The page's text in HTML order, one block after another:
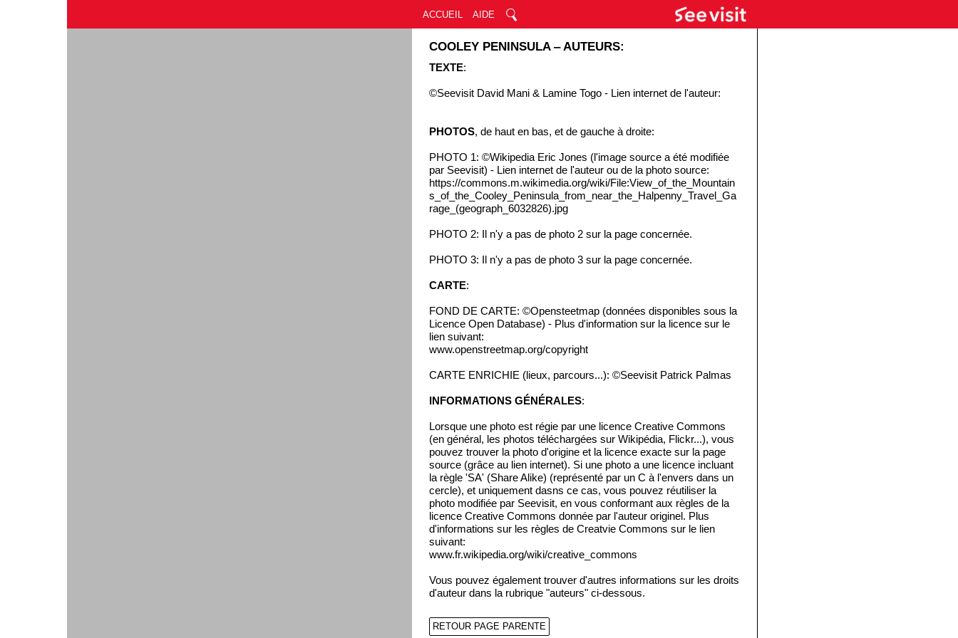
ACCUEIL AIDE
COOLEY PENINSULA ‒ AUTEURS:
TEXTE:
©Seevisit David Mani & Lamine Togo - Lien internet de l'auteur:
PHOTOS, de haut en bas, et de gauche à droite:
PHOTO 1: ©Wikipedia Eric Jones (l'image source a été modifiée
par Seevisit) - Lien internet de l'auteur ou de la photo source:
https://commons.m.wikimedia.org/wiki/File:View_of_the_Mountain
s_of_the_Cooley_Peninsula_from_near_the_Halpenny_Travel_Ga
rage_(geograph_6032826).jpg
PHOTO 2: Il n'y a pas de photo 2 sur la page concernée.
PHOTO 3: Il n'y a pas de photo 3 sur la page concernée.
CARTE:
FOND DE CARTE: ©Opensteetmap (données disponibles sous la
Licence Open Database) - Plus d'information sur la licence sur le
lien suivant:
www.openstreetmap.org/copyright
CARTE ENRICHIE (lieux, parcours...): ©Seevisit Patrick Palmas
INFORMATIONS GÉNÉRALES:
Lorsque une photo est régie par une licence Creative Commons
(en général, les photos téléchargées sur Wikipédia, Flickr...), vous
pouvez trouver la photo d'origine et la licence exacte sur la page
source (grâce au lien internet). Si une photo a une licence incluant
la règle 'SA' (Share Alike) (représenté par un C à l'envers dans un
cercle), et uniquement dasns ce cas, vous pouvez réutiliser la
photo modifiée par Seevisit, en vous conformant aux règles de la
licence Creative Commons donnée par l'auteur originel. Plus
d'informations sur les règles de Creatvie Commons sur le lien
suivant:
www.fr.wikipedia.org/wiki/creative_commons
Vous pouvez également trouver d'autres informations sur les droits
d'auteur dans la rubrique "auteurs" ci-dessous.
RETOUR PAGE PARENTE